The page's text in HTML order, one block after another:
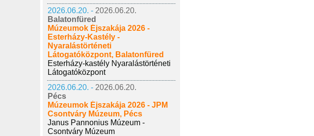
2026.06.20. - 2026.06.20.
Balatonfüred
Múzeumok Éjszakája 2026 -
Esterházy-Kastély -
Nyaralástörténeti
Látogatóközpont, Balatonfüred
Esterházy-kastély Nyaralástörténeti
Látogatóközpont
2026.06.20. - 2026.06.20.
Pécs
Múzeumok Éjszakája 2026 - JPM
Csontváry Múzeum, Pécs
Janus Pannonius Múzeum -
Csontváry Múzeum